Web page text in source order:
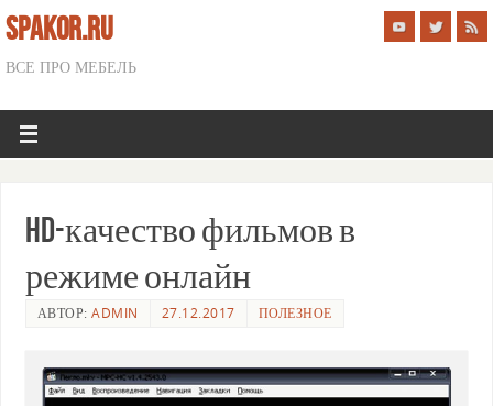
SPAKOR.RU
ВСЕ ПРО МЕБЕЛЬ
HD-качество фильмов в
режиме онлайн
АВТОР:ADMIN 27.12.2017 ПОЛЕЗНОЕ